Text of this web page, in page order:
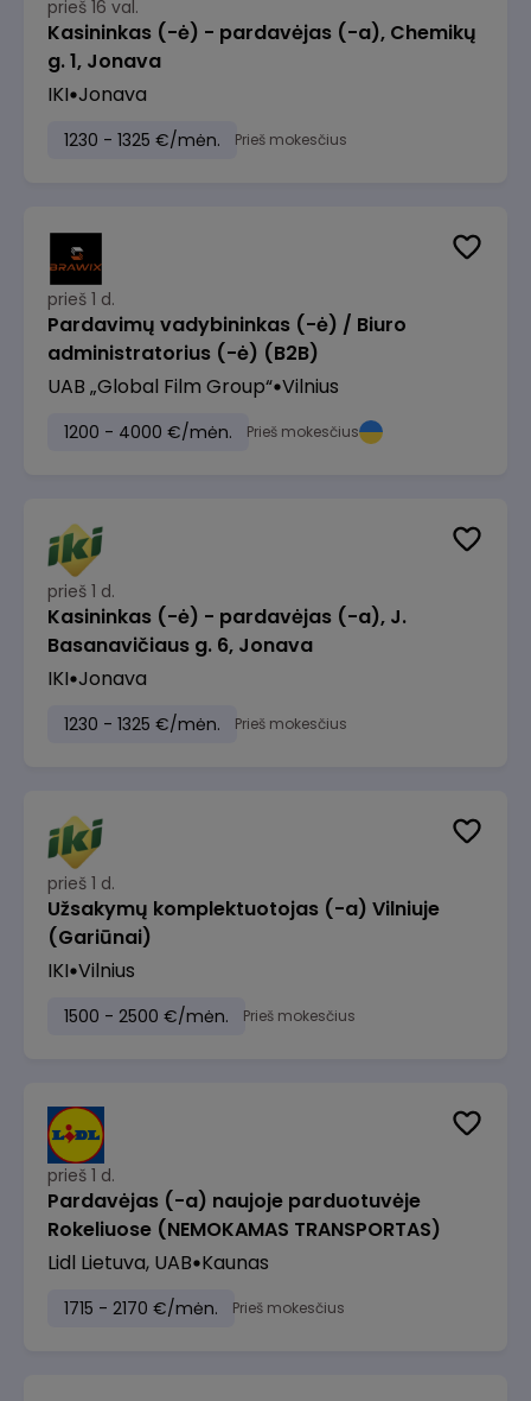
prieš 16 val.
Kasininkas (-ė) - pardavėjas (-a), Chemikų
g. 1, Jonava
IKI Jonava
1230 - 1325 €/mėn. Prieš mokesčius
prieš 1 d.
Pardavimų vadybininkas (-ė) / Biuro
administratorius (-ė) (B2B)
UAB „Global Film Group“ Vilnius
1200 - 4000 €/mėn. Prieš mokesčius
prieš 1 d.
Kasininkas (-ė) - pardavėjas (-a), J.
Basanavičiaus g. 6, Jonava
IKI Jonava
1230 - 1325 €/mėn. Prieš mokesčius
prieš 1 d.
Užsakymų komplektuotojas (-a) Vilniuje
(Gariūnai)
IKI Vilnius
1500 - 2500 €/mėn. Prieš mokesčius
prieš 1 d.
Pardavėjas (-a) naujoje parduotuvėje
Rokeliuose (NEMOKAMAS TRANSPORTAS)
Lidl Lietuva, UAB Kaunas
1715 - 2170 €/mėn. Prieš mokesčius